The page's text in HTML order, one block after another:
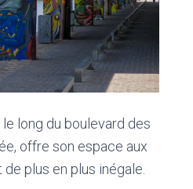
long du boulevard des
offre son espace aux
plus en plus inégale.